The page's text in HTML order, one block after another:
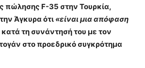
πώλησης F-35 στην Τουρκία,
Άγκυρα ότι «είναι μια απόφαση
κατά τη συνάντησή του με τον
στο προεδρικό συγκρότημα